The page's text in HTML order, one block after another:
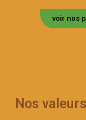
voir nos
Nos valeurs